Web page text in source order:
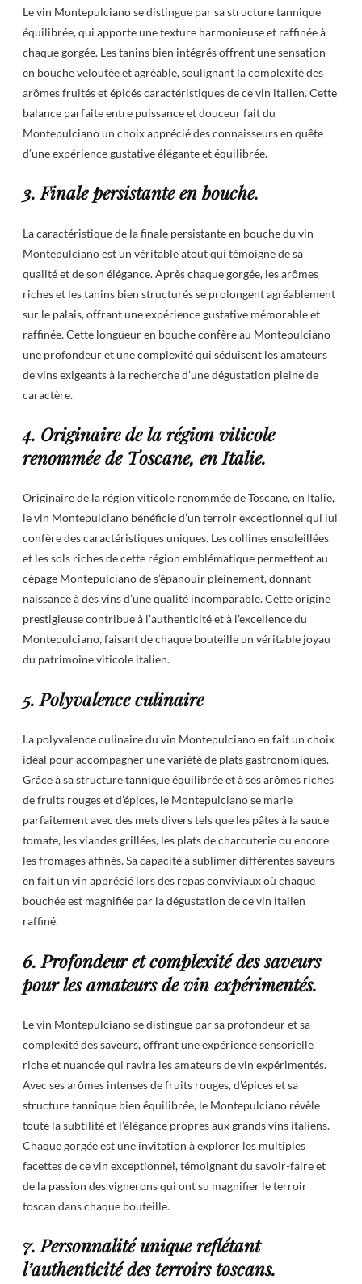
Le vin Montepulciano se distingue par sa structure tannique
équilibrée, qui apporte une texture harmonieuse et raffinée à
chaque gorgée. Les tanins bien intégrés offrent une sensation
en bouche veloutée et agréable, soulignant la complexité des
arômes fruités et épicés caractéristiques de ce vin italien. Cette
balance parfaite entre puissance et douceur fait du
Montepulciano un choix apprécié des connaisseurs en quête
d’une expérience gustative élégante et équilibrée.
3. Finale persistante en bouche.
La caractéristique de la finale persistante en bouche du vin
Montepulciano est un véritable atout qui témoigne de sa
qualité et de son élégance. Après chaque gorgée, les arômes
riches et les tanins bien structurés se prolongent agréablement
sur le palais, offrant une expérience gustative mémorable et
raffinée. Cette longueur en bouche confère au Montepulciano
une profondeur et une complexité qui séduisent les amateurs
de vins exigeants à la recherche d’une dégustation pleine de
caractère.
4. Originaire de la région viticole
renommée de Toscane, en Italie.
Originaire de la région viticole renommée de Toscane, en Italie,
le vin Montepulciano bénéficie d’un terroir exceptionnel qui lui
confère des caractéristiques uniques. Les collines ensoleillées
et les sols riches de cette région emblématique permettent au
cépage Montepulciano de s’épanouir pleinement, donnant
naissance à des vins d’une qualité incomparable. Cette origine
prestigieuse contribue à l’authenticité et à l’excellence du
Montepulciano, faisant de chaque bouteille un véritable joyau
du patrimoine viticole italien.
5. Polyvalence culinaire
La polyvalence culinaire du vin Montepulciano en fait un choix
idéal pour accompagner une variété de plats gastronomiques.
Grâce à sa structure tannique équilibrée et à ses arômes riches
de fruits rouges et d’épices, le Montepulciano se marie
parfaitement avec des mets divers tels que les pâtes à la sauce
tomate, les viandes grillées, les plats de charcuterie ou encore
les fromages affinés. Sa capacité à sublimer différentes saveurs
en fait un vin apprécié lors des repas conviviaux où chaque
bouchée est magnifiée par la dégustation de ce vin italien
raffiné.
6. Profondeur et complexité des saveurs
pour les amateurs de vin expérimentés.
Le vin Montepulciano se distingue par sa profondeur et sa
complexité des saveurs, offrant une expérience sensorielle
riche et nuancée qui ravira les amateurs de vin expérimentés.
Avec ses arômes intenses de fruits rouges, d’épices et sa
structure tannique bien équilibrée, le Montepulciano révèle
toute la subtilité et l’élégance propres aux grands vins italiens.
Chaque gorgée est une invitation à explorer les multiples
facettes de ce vin exceptionnel, témoignant du savoir-faire et
de la passion des vignerons qui ont su magnifier le terroir
toscan dans chaque bouteille.
7. Personnalité unique reflétant
l’authenticité des terroirs toscans.